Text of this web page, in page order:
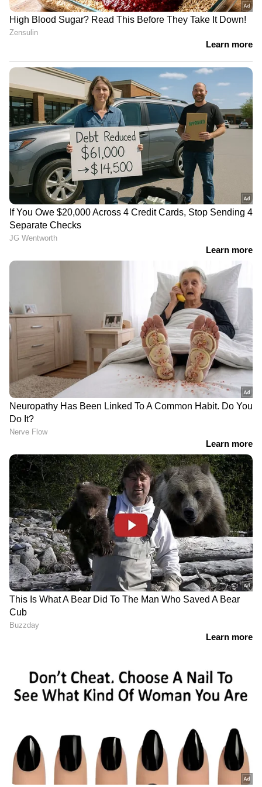
അമിതമായി തിളപ്പിക്കരുത്
തേയിലപ്പൊടി അമിതമായി തിളപ്പിക്കുന്നത്
ഒഴിവാക്കണം. ഇത് അസിഡിറ്റി ഉണ്ടാവാൻ
കാരണമാകുന്നു. ആവശ്യത്തിന് മാത്രം
തിളപ്പിക്കുക.
5
കൂടുതൽ തവണ ചൂടാക്കരുത്
ചായ പലതവണകളിലായി ചൂടാക്കി
കുടിക്കുന്നത് ഒഴിവാക്കണം. ഇത് ചായയിലെ
ടാനിന്റെ അളവ് കൂടാനും കൂടുതൽ അസിഡിക്
ആവാനും കാരണമാകുന്നു.
LATEST VIDEOS
ABOUT THE AUTHOR
AS
Ameena Shirin
ഏഷ്യാനെറ്റ് ന്യൂസ് ഓണ്‍ലൈനില്‍ 2025 മുതല്‍